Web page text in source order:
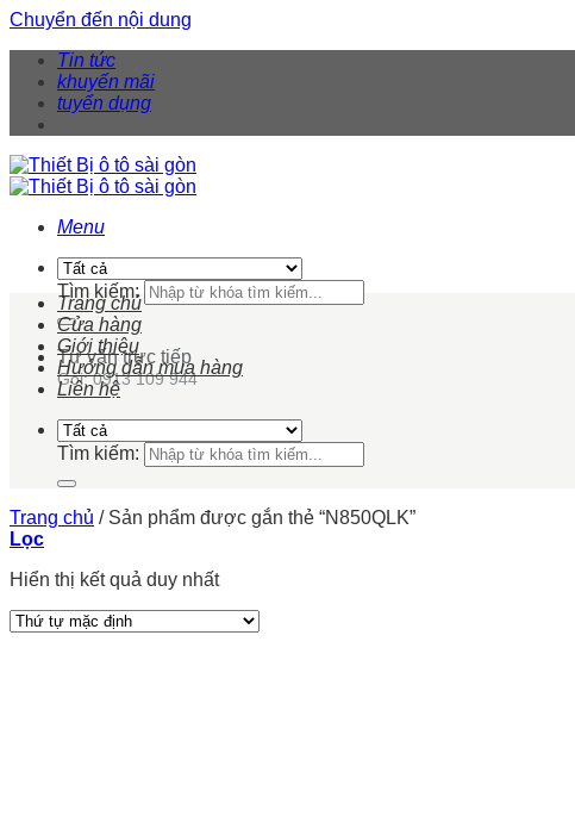
Chuyển đến nội dung
Tin tức
khuyến mãi
tuyển dụng
Menu
Tìm kiếm:
Tư vấn trực tiếp
Gọi: 0913 109 944
Trang chủ
Cửa hàng
Giới thiệu
Hướng dẫn mua hàng
Liên hệ
Tìm kiếm:
Trang chủ /Sản phẩm được gắn thẻ “N850QLK”
Lọc
Hiển thị kết quả duy nhất